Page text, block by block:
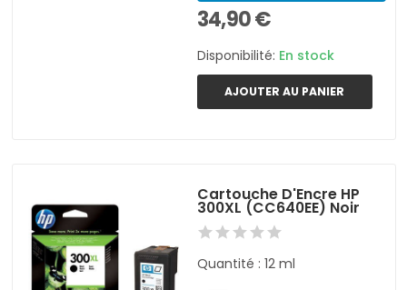
34,90 €
Disponibilité: En stock
AJOUTER AU PANIER
Cartouche D'Encre HP
300XL (CC640EE) Noir
Quantité : 12 ml